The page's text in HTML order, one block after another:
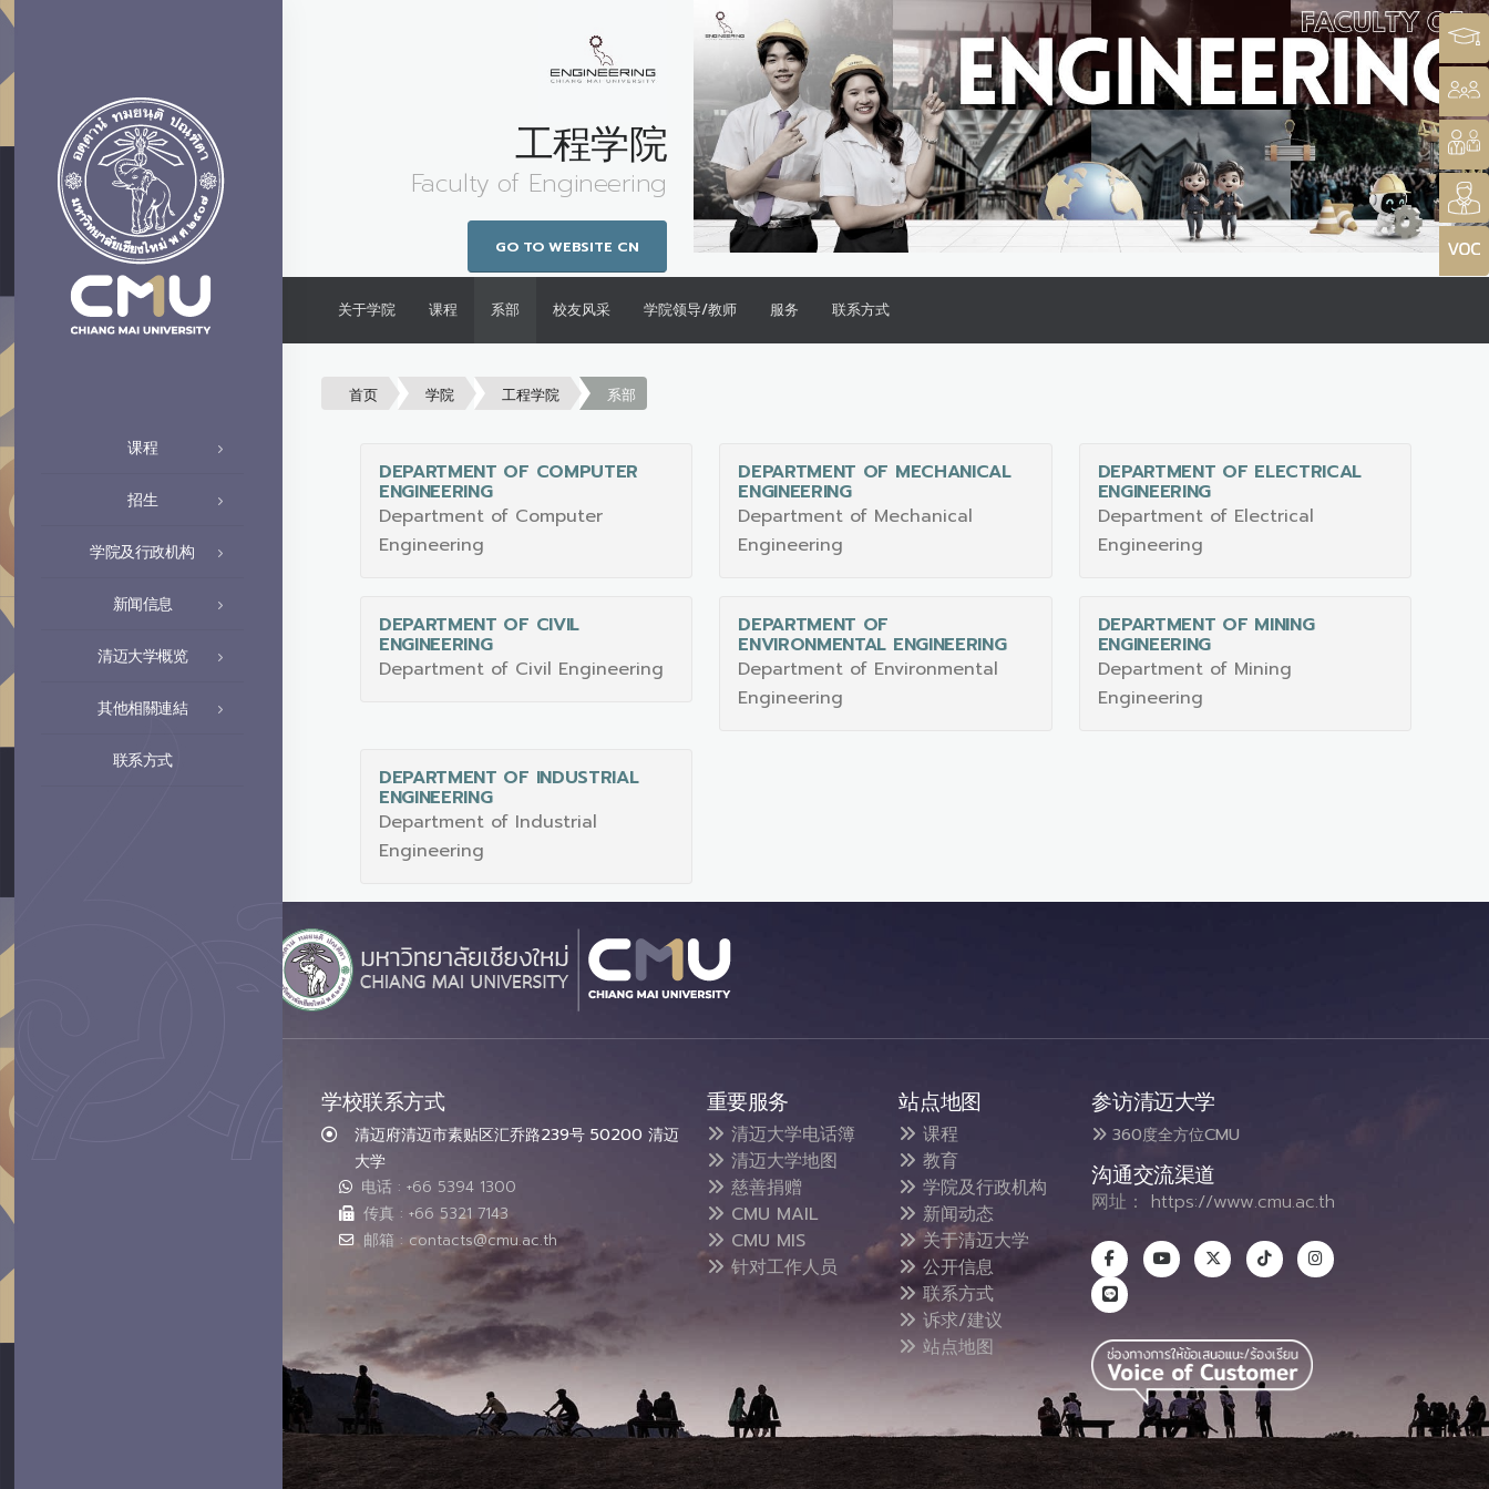
课程
招生
学院及行政机构
新闻信息
清迈大学概览
其他相關連結
联系方式
工程学院
Faculty of Engineering
GO TO WEBSITE CN
关于学院 课程 系部 校友风采 学院领导/教师 服务 联系方式
首页 学院 工程学院 系部
DEPARTMENT OF COMPUTER
ENGINEERING
Department of Computer
Engineering
DEPARTMENT OF MECHANICAL
ENGINEERING
Department of Mechanical
Engineering
DEPARTMENT OF ELECTRICAL
ENGINEERING
Department of Electrical
Engineering
DEPARTMENT OF CIVIL
ENGINEERING
Department of Civil Engineering
DEPARTMENT OF
ENVIRONMENTAL ENGINEERING
Department of Environmental
Engineering
DEPARTMENT OF MINING
ENGINEERING
Department of Mining
Engineering
DEPARTMENT OF INDUSTRIAL
ENGINEERING
Department of Industrial
Engineering
学校联系方式
清迈府清迈市素贴区汇乔路239号 50200 清迈
大学
电话 : +66 5394 1300
传真 : +66 5321 7143
邮箱 : contacts@cmu.ac.th
重要服务
清迈大学电话簿
清迈大学地图
慈善捐赠
CMU MAIL
CMU MIS
针对工作人员
站点地图
课程
教育
学院及行政机构
新闻动态
关于清迈大学
公开信息
联系方式
诉求/建议
站点地图
参访清迈大学
360度全方位CMU
沟通交流渠道
网址： https://www.cmu.ac.th